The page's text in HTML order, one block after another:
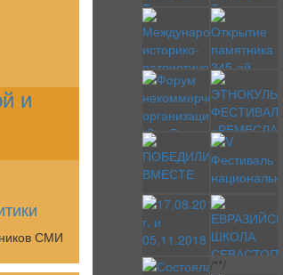
и
СМИ
/**/